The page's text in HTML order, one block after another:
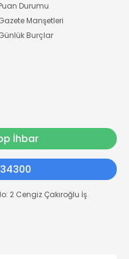
Durumu
Manşetleri
Burçlar
İhbar
2 Cengiz Çakıroğlu İş